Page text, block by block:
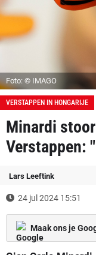
Foto: © IMAGO
VERSTAPPEN IN HONGARIJE
Minardi
Verstappen:
Lars Leeftink
24 jul 2024 15:51
Maak ons je